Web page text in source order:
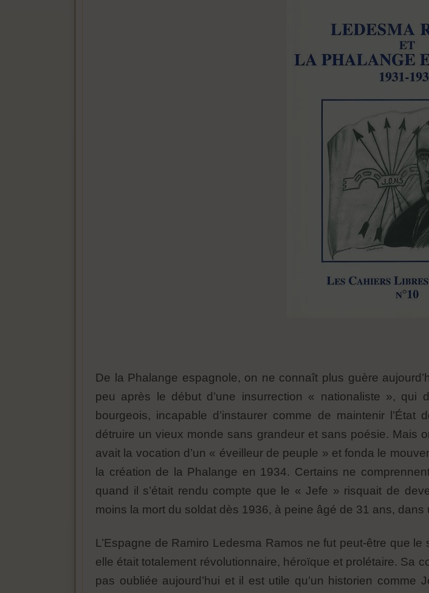
De la Phalange espagnole, on ne connaît plus guère
peu après le début d’une insurrection « nationaliste »,
bourgeois, incapable d’instaurer comme de maintenir
détruire un vieux monde sans grandeur et sans poésie. Mais
avait la vocation d’un « éveilleur de peuple » et fonda le
la création de la Phalange en 1934. Certains ne
quand il s’était rendu compte que le « Jefe » risquait de
moins la mort du soldat dès 1936, à peine âgé de 31 ans, dans
L’Espagne de Ramiro Ledesma Ramos ne fut peut-être que
elle était totalement révolutionnaire, héroïque et prolétaire. Sa
pas oubliée aujourd’hui et il est utile qu’un historien comme